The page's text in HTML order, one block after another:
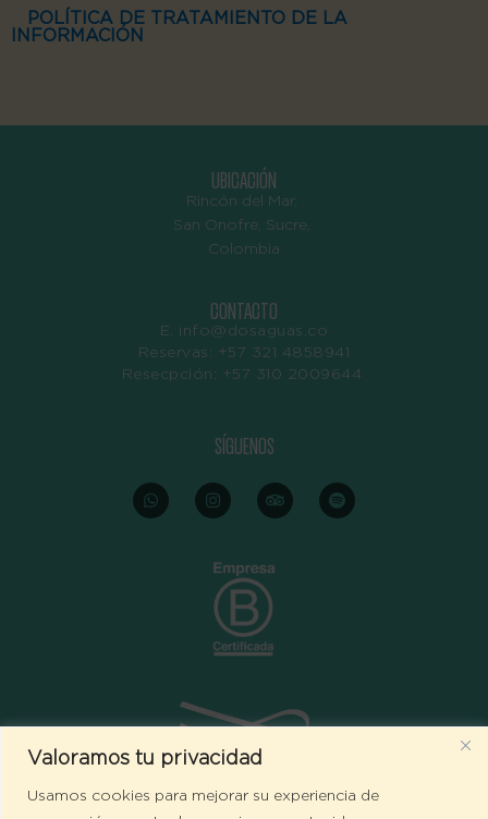
Valoramos tu privacidad
Usamos cookies para mejorar su experiencia de
POLÍTICA DE TRATAMIENTO DE LA
INFORMACIÓN
UBICACIÓN
Rincón del Mar,
San Onofre, Sucre,
Colombia
CONTACTO
E. info@dosaguas.co
Reservas: +57 321 4858941
Resecpción: +57 310 2009644
SÍGUENOS
WhatsappInstagramTripadvisorSpotify